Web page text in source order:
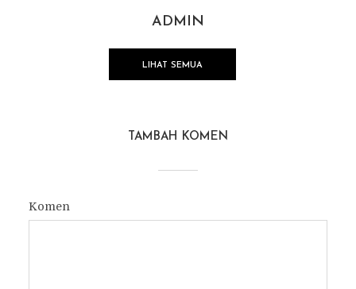
ADMIN
LIHAT SEMUA
TAMBAH KOMEN
Komen